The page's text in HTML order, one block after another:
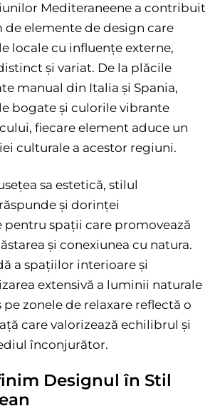
Mediteraneene a contribuit
de elemente de design care
locale cu influențe externe,
și variat. De la plăcile
manual din Italia și Spania,
bogate și culorile vibrante
fiecare element aduce un
culturale a acestor regiuni.
sa estetică, stilul
și dorinței
spații care promovează
și conexiunea cu natura.
a spațiilor interioare și
extensivă a luminii naturale
zonele de relaxare reflectă o
care valorizează echilibrul și
înconjurător.
Designul în Stil